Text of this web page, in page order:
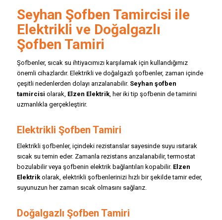
Seyhan Şofben Tamircisi ile
Elektrikli ve Doğalgazlı
Şofben Tamiri
Şofbenler, sıcak su ihtiyacımızı karşılamak için kullandığımız
önemli cihazlardır. Elektrikli ve doğalgazlı şofbenler, zaman içinde
çeşitli nedenlerden dolayı arızalanabilir. Seyhan şofben
tamircisi olarak, Elzen Elektrik, her iki tip şofbenin de tamirini
uzmanlıkla gerçekleştirir.
Elektrikli Şofben Tamiri
Elektrikli şofbenler, içindeki rezistanslar sayesinde suyu ısıtarak
sıcak su temin eder. Zamanla rezistans arızalanabilir, termostat
bozulabilir veya şofbenin elektrik bağlantıları kopabilir. Elzen
Elektrikolarak, elektrikli şofbenlerinizi hızlı bir şekilde tamir eder,
suyunuzun her zaman sıcak olmasını sağlarız.
Doğalgazlı Şofben Tamiri